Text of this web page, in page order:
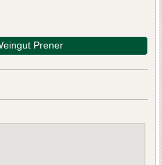
Prener